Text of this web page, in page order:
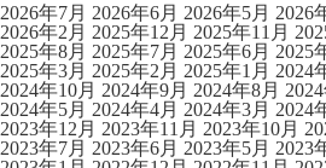
2026年7月 2026年6月 2026年5月 2026
2026年2月 2025年12月 2025年11月
2025年8月 2025年7月 2025年6月 2025
2025年3月 2025年2月 2025年1月 2024
2024年10月 2024年9月 2024年8月
2024年5月 2024年4月 2024年3月 2024
2023年12月 2023年11月 2023年10月
2023年7月 2023年6月 2023年5月 2023